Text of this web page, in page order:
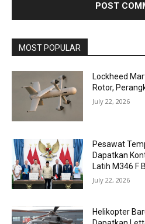
MOST POPULAR
Lockheed
Rotor,
July 22, 2026
Pesawat
Dapatkan
Latih M346 F
July 22, 2026
Helikopter